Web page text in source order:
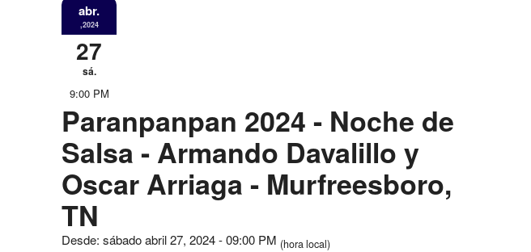
abr.
,2024
27
sá.
9:00 PM
Paranpanpan 2024 - Noche de
Salsa - Armando Davalillo y
Oscar Arriaga - Murfreesboro,
TN
Desde: sábado abril 27, 2024 - 09:00 PM (hora local)